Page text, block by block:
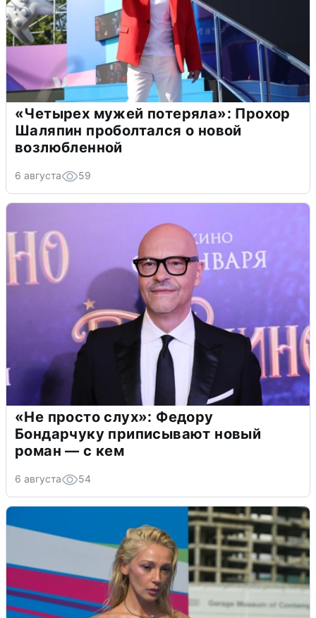
«Четырех мужей потеряла»: Прохор
Шаляпин проболтался о новой
возлюбленной
6 августа 59
«Не просто слух»: Федору
Бондарчуку приписывают новый
роман — с кем
6 августа 54